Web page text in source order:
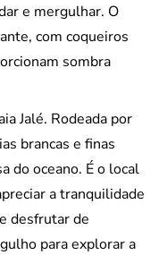
e mergulhar. O
com coqueiros
sombra
Jalé. Rodeada por
brancas e finas
do oceano. É o local
a tranquilidade
desfrutar de
para explorar a